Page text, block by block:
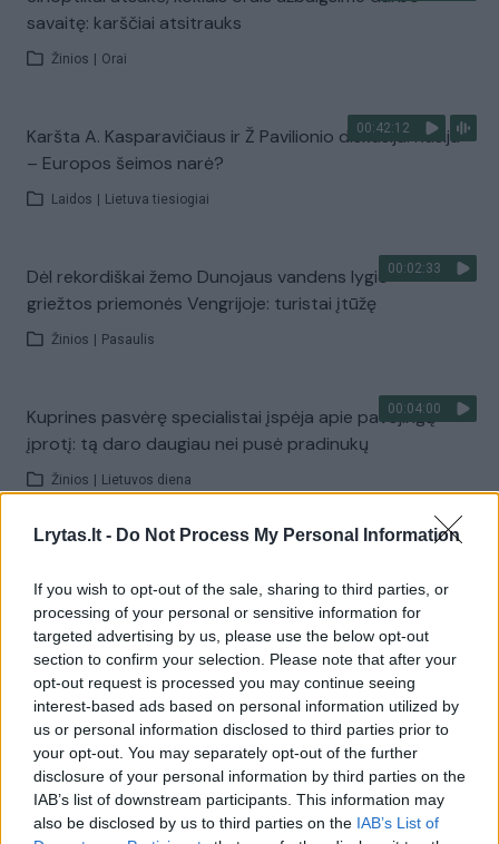
Lrytas.lt - Do Not Process My Personal Information
If you wish to opt-out of the sale, sharing to third parties, or
processing of your personal or sensitive information for
targeted advertising by us, please use the below opt-out
section to confirm your selection. Please note that after your
opt-out request is processed you may continue seeing
interest-based ads based on personal information utilized by
us or personal information disclosed to third parties prior to
your opt-out. You may separately opt-out of the further
disclosure of your personal information by third parties on the
IAB’s list of downstream participants. This information may
also be disclosed by us to third parties on the IAB’s List of
savaitę: karščiai atsitrauks
Žinios Orai
00:42:12
Karšta A. Kasparavičiaus ir Ž Pavilionio diskusija: Rusija
– Europos šeimos narė?
Laidos Lietuva tiesiogiai
00:02:33
Dėl rekordiškai žemo Dunojaus vandens lygio –
griežtos priemonės Vengrijoje: turistai įtūžę
Žinios Pasaulis
00:04:00
Kuprines pasvėrę specialistai įspėja apie pavojingą
įprotį: tą daro daugiau nei pusė pradinukų
Žinios Lietuvos diena
Žiūrimiausi įrašai
00:00:30
Vaizdai iš tragiškos avarijos Vilniaus r.: dviejų moterų ir
vaiko gyvybių išgelbėti nepavyko
Žinios Lietuvos diena